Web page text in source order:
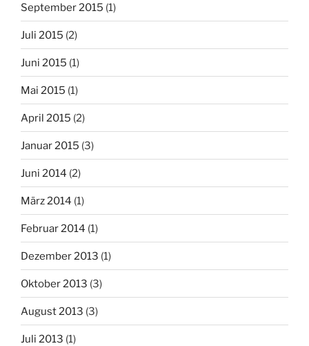
September 2015 (1)
Juli 2015 (2)
Juni 2015 (1)
Mai 2015 (1)
April 2015 (2)
Januar 2015 (3)
Juni 2014 (2)
März 2014 (1)
Februar 2014 (1)
Dezember 2013 (1)
Oktober 2013 (3)
August 2013 (3)
Juli 2013 (1)